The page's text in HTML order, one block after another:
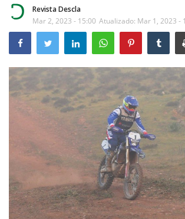
Desporto
Sobre Nós
Educação
Estatuto Editorial
Saúde
Ficha técnica
Revista Descla
Mar 2, 2023 - 15:00 Atualizado: Mar 1, 2023 -